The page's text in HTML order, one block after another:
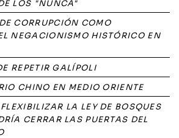
LOS "NUNCA"
CORRUPCIÓN COMO
NEGACIONISMO HISTÓRICO EN
REPETIR GALÍPOLI
CHINO EN MEDIO ORIENTE
LA LEY DE BOSQUES
CERRAR LAS PUERTAS DEL